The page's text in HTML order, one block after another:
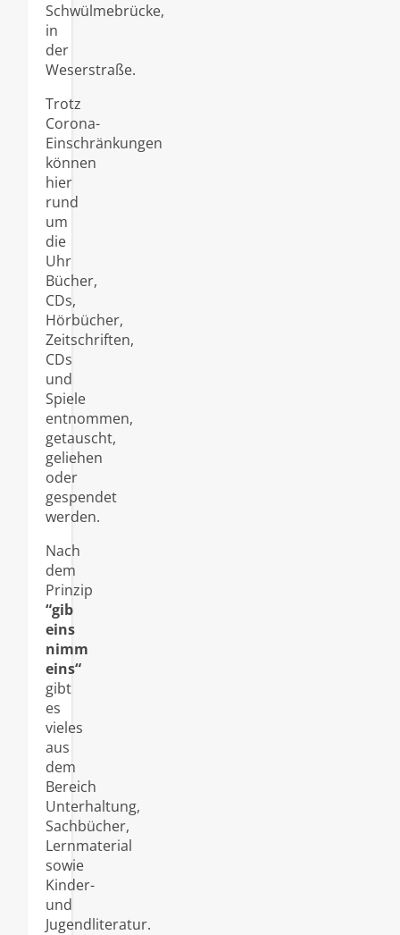
Schwülmebrücke,
in
der
Weserstraße.
Trotz
Corona-
Einschränkungen
können
hier
rund
um
die
Uhr
Bücher,
CDs,
Hörbücher,
Zeitschriften,
CDs
und
Spiele
entnommen,
getauscht,
geliehen
oder
gespendet
werden.
Nach
dem
Prinzip
“gib
eins
nimm
eins“
gibt
es
vieles
aus
dem
Bereich
Unterhaltung,
Sachbücher,
Lernmaterial
sowie
Kinder-
und
Jugendliteratur.